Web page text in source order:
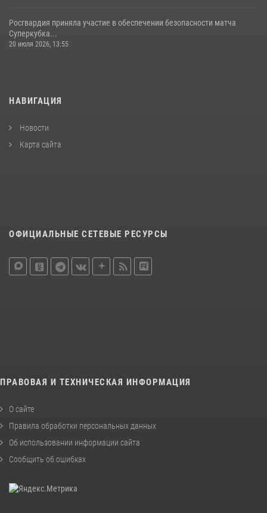
Росгвардия приняла участие в обеспечении безопасности матча
Суперкубка...
20 июля 2026, 13:55
НАВИГАЦИЯ
Новости
Карта сайта
ОФИЦИАЛЬНЫЕ СЕТЕВЫЕ РЕСУРСЫ
ПРАВОВАЯ И ТЕХНИЧЕСКАЯ ИНФОРМАЦИЯ
О сайте
Правила обработки персональных данных
Об использовании информации сайта
Сообщить об ошибках